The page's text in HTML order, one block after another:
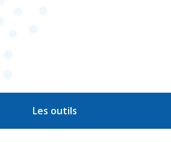
Les outils